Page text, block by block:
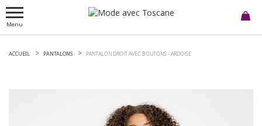
Menu
ACCUEIL PANTALONS PANTALON DROIT AVEC BOUTONS -ARDOISE